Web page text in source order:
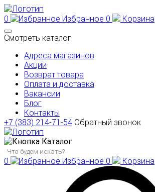
0 Избранное 0
Корзина
Смотреть каталог
Адреса магазинов
Акции
Возврат товара
Оплата и доставка
Вакансии
Блог
Контакты
+7 (383) 214-71-54 Обратный звонок
Каталог
0 Избранное 0 Корзина